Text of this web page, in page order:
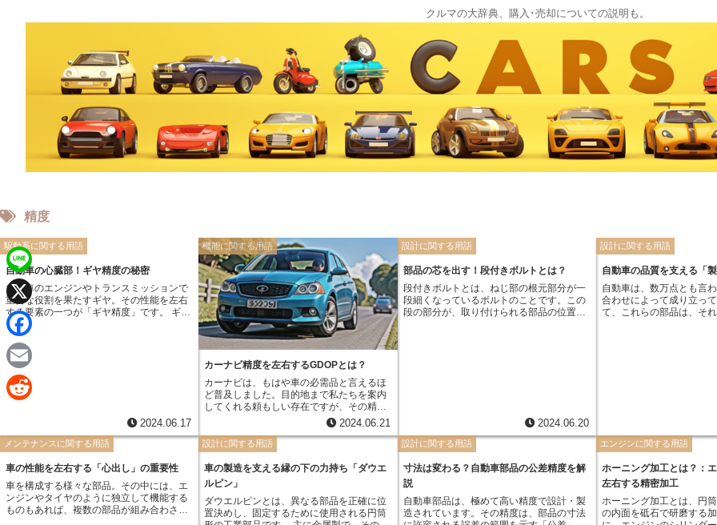
クルマの大辞典、購入･売却についての説明も。
精度
駆動系に関する用語
自動車の心臓部！ギヤ精度の秘密
自動車のエンジンやトランスミッションで
重要な役割を果たすギヤ。その性能を左右
する要素の一つが「ギヤ精度」です。 ギヤ
精度は、歯車の歯の形状や配置、歯面など
の加工精度を表す指標です。 高いギヤ精度
とは、設計通りの形状に限りなく近い状態
で製造されていることを意味します。 一方
で、低いギヤ精度は、設計からズレが生じ
ており、振動や騒音、エネルギー損失など
の原因となります。
2024.06.17
機能に関する用語
カーナビ精度を左右するGDOPとは？
カーナビは、もはや車の必需品と言えるほ
ど普及しました。目的地まで私たちを案内
してくれる頼もしい存在ですが、その精度
は常に一定ではありません。時には、実際
の位置から大きくずれて表示されることも
あります。このカーナビの精度を左右する
要素の一つに、GPS測位があります。 GPS
測位とは、地球の周りを回るGPS衛星から
の信号を受信し、その信号が届くまでの時
間差から地球上の位置を特定するシステム
です。カーナビはこのGPS測位を利用し
て、現在地を特定し、地図上に表示してい
2024.06.21
設計に関する用語
部品の芯を出す！段付きボルトとは？
段付きボルトとは、ねじ部の根元部分が一
段細くなっているボルトのことです。この
段の部分が、取り付けられる部品の位置決
2024.06.20
設計に関する用語
自動車の品質を支える「
自動車は、数万点とも言
合わせによって成り立っ
て、これらの部品は、そ
ぞれどれだけの誤差が許
値で明確に示します。例
±1mm」と表記されていれ
101mmの範囲で製造され
囲内であると判断されま
メンテナンスに関する用語
車の性能を左右する「心出し」の重要性
車を構成する様々な部品。その中には、エ
ンジンやタイヤのように独立して機能する
ものもあれば、複数の部品が組み合わさっ
設計に関する用語
車の製造を支える縁の下の力持ち「ダウエ
ルピン」
ダウエルピンとは、異なる部品を正確に位
置決めし、固定するために使用される円筒
設計に関する用語
寸法は変わる？自動車部品の公差精度を解
説
自動車部品は、極めて高い精度で設計・製
造されています。その精度は、部品の寸法
エンジンに関する用語
ホーニング加工とは？：
左右する精密加工
ホーニング加工とは、円
の内面を砥石で研磨する
L
i
n
e
X
F
a
c
b
o
o
E
a
l
e
d
d
i